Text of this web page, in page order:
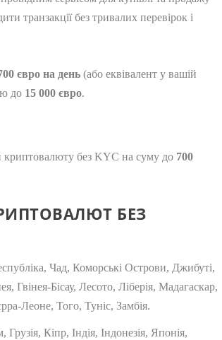
транзакції без тривалих перевірок і
євро на день (або еквівалент у вашій
до 15 000 євро.
криптовалюту без KYC на суму до 700
БЕЗ
Чад, Коморські Острови, Джибуті,
Гвінея-Бісау, Лесото, Ліберія, Мадагаскар,
Леоне, Того, Туніс, Замбія.
Кіпр, Індія, Індонезія, Японія,